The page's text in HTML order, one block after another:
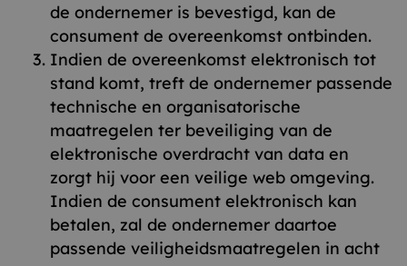
de ondernemer is bevestigd, kan de
consument de overeenkomst ontbinden.
Indien de overeenkomst elektronisch tot
stand komt, treft de ondernemer passende
technische en organisatorische
maatregelen ter beveiliging van de
elektronische overdracht van data en
zorgt hij voor een veilige web omgeving.
Indien de consument elektronisch kan
betalen, zal de ondernemer daartoe
passende veiligheidsmaatregelen in acht